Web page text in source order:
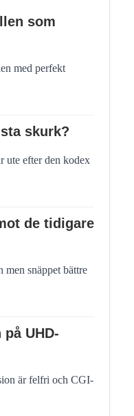
som
med perfekt
skurk?
ute efter den kodex
de tidigare
men snäppet bättre
UHD-
är felfri och CGI-